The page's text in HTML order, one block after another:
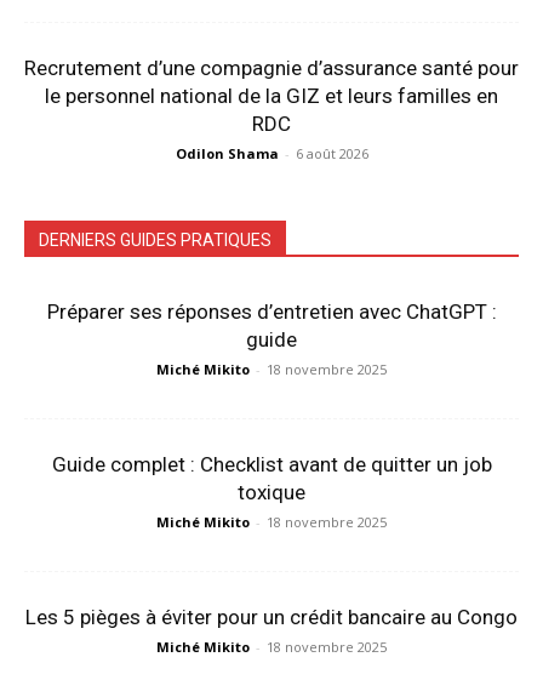
Recrutement d’une compagnie d’assurance santé pour
le personnel national de la GIZ et leurs familles en
RDC
Odilon Shama - 6 août 2026
DERNIERS GUIDES PRATIQUES
Préparer ses réponses d’entretien avec ChatGPT :
guide
Miché Mikito - 18 novembre 2025
Guide complet : Checklist avant de quitter un job
toxique
Miché Mikito - 18 novembre 2025
Les 5 pièges à éviter pour un crédit bancaire au Congo
Miché Mikito - 18 novembre 2025